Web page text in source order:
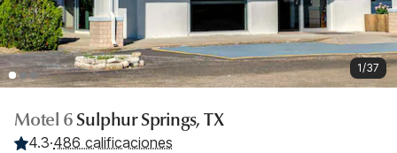
1/37
Motel 6Sulphur Springs, TX
4.3·486 calificaciones